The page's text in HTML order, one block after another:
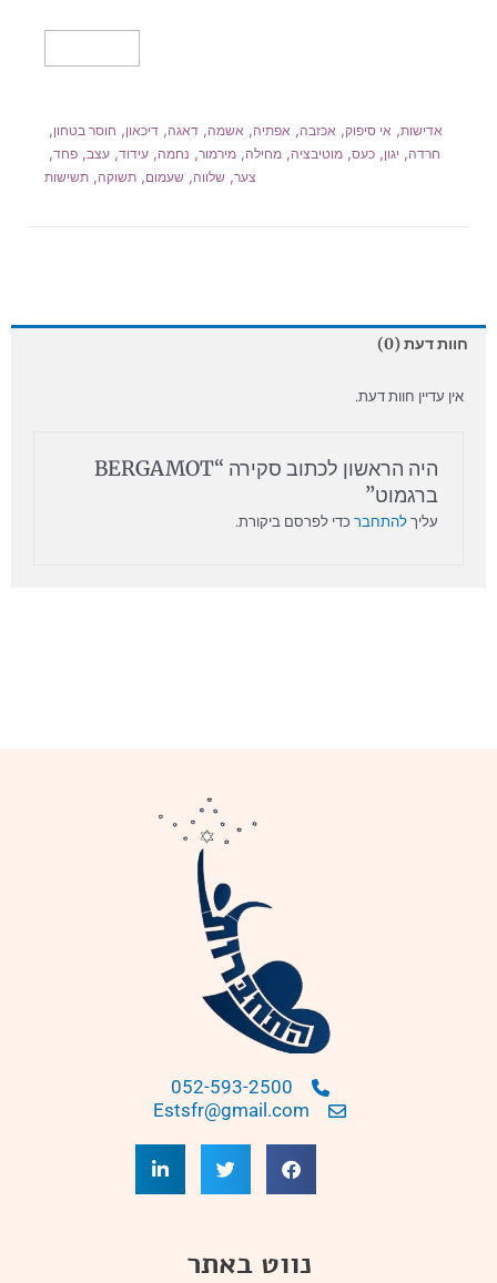
אדישות, אי סיפוק, אכזבה, אפתיה, אשמה, דאגה, דיכאון, חוסר בטחון,
חרדה, יגון, כעס, מוטיבציה, מחילה, מירמור, נחמה, עידוד, עצב, פחד,
צער, שלווה, שעמום, תשוקה, תשישות
חוות דעת (0)
אין עדיין חוות דעת.
היה הראשון לכתוב סקירה “BERGAMOT
ברגמוט”
עליךלהתחברכדי לפרסם ביקורת.
052-593-2500
Estsfr@gmail.com
נווט באתר